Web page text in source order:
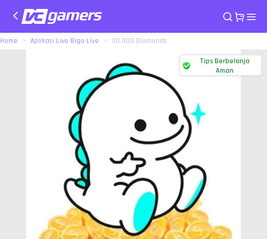
Home Aplikasi Live Bigo Live 30.000 Diamonds
Tips Berbelanja
Aman